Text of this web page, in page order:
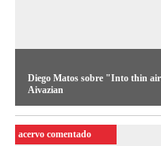
Diego Matos sobre "Into thin
Aivazian
O pesquisador e curador
Aivazian
acervo comentado